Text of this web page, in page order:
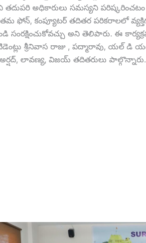
అధికారులు సమస్యని
తమ ఫోన్, కంప్యూటర్ తదితర పరికరాలలో
సంరక్షించుకోవచ్చు అని తెలిపారు. ఈ
శ్రీనివాస రాజు , పద్మారావు, యల్
లావణ్య, విజయ్ తదితరులు పాల్గొన్నారు.